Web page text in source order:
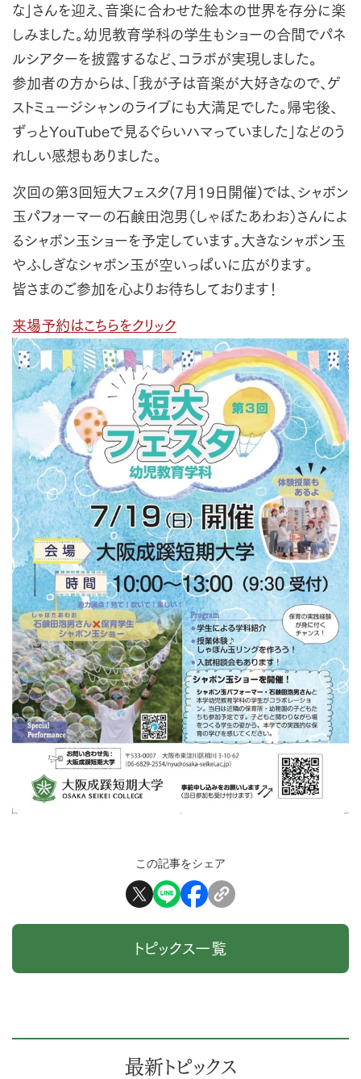
な」さんを迎え、音楽に合わせた絵本の世界を存分に楽
しみました。幼児教育学科の学生もショーの合間でパネ
ルシアターを披露するなど、コラボが実現しました。
参加者の方からは、「我が子は音楽が大好きなので、ゲ
ストミュージシャンのライブにも大満足でした。帰宅後、
ずっとYouTubeで見るぐらいハマっていました」などのう
れしい感想もありました。
次回の第3回短大フェスタ(7月19日開催)では、シャボン
玉パフォーマーの石鹸田泡男（しゃぼたあわお）さんによ
るシャボン玉ショーを予定しています。大きなシャボン玉
やふしぎなシャボン玉が空いっぱいに広がります。
皆さまのご参加を心よりお待ちしております！
来場予約はこちらをクリック
この記事をシェア
トピックス一覧
最新トピックス